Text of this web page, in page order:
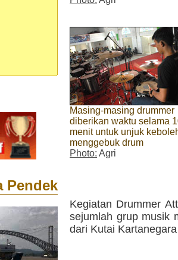
Pendek
Masing-masing drummer
diberikan waktu selama
menit untuk unjuk
menggebuk drum
Photo: Agri
Kegiatan Drummer
sejumlah grup musik
dari Kutai